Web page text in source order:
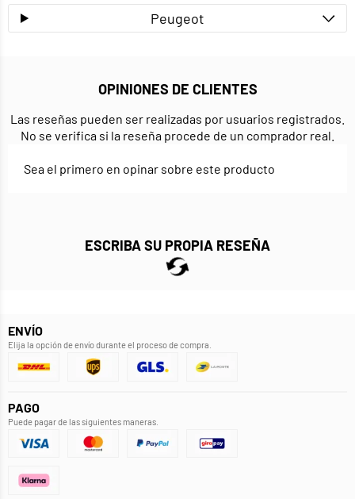
Peugeot
OPINIONES DE CLIENTES
Las reseñas pueden ser realizadas por usuarios registrados.
No se verifica si la reseña procede de un comprador real.
Sea el primero en opinar sobre este producto
ESCRIBA SU PROPIA RESEÑA
ENVÍO
Elija la opción de envío durante el proceso de compra.
PAGO
Puede pagar de las siguientes maneras.